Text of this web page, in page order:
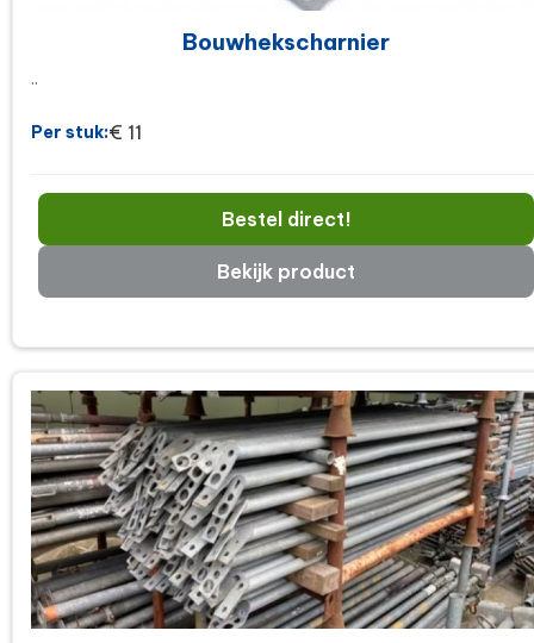
Bouwhekscharnier
..
Per stuk:€ 11
Bestel direct!
Bekijk product